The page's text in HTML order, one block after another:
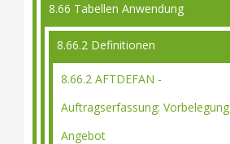
8.66 Tabellen Anwendung
8.66.2 Definitionen
8.66.2 AFTDEFAN -
Auftragserfassung: Vorbelegung
Angebot